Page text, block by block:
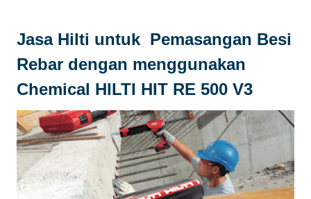
Jasa Hilti untuk Pemasangan Besi
Rebar dengan menggunakan
Chemical HILTI HIT RE 500 V3